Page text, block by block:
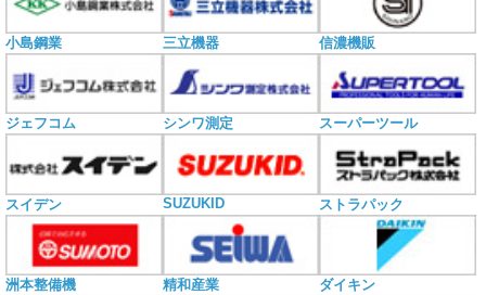
小島鋼業 三立機器 信濃機販
ジェフコム シンワ測定 スーパーツール
スイデン SUZUKID ストラパック
洲本整備機 精和産業 ダイキン